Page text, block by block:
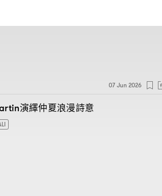
07 Jun 2026
演繹仲夏浪漫詩意